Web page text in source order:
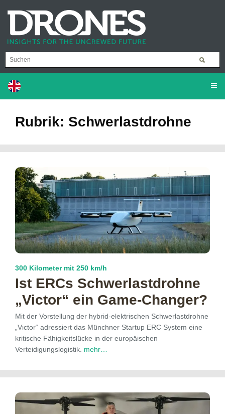
Rubrik: Schwerlastdrohne
300 Kilometer mit 250 km/h
Ist ERCs Schwerlast­drohne
„Victor“ ein Game-Changer?
Mit der Vorstellung der hybrid-elektrischen Schwerlastdrohne
„Victor“ adressiert das Münchner Startup ERC System eine
kritische Fähigkeitslücke in der europäischen
Verteidigungslogistik. mehr…